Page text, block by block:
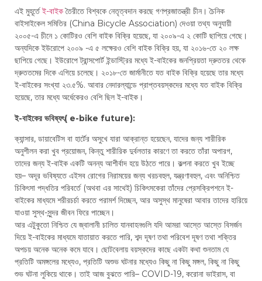
এই মুহূর্তেই-বাইকতৈরীতে বিশ্বকে নেতৃত্বদান করছে গণপ্রজাতন্ত্রী চীন। চৈনিক
বাইসাইকেল সমিতির (China Bicycle Association) দেওয়া তথ্য অনুযায়ী
২০০৫-এ চীনে ১ কোটিরও বেশি বাইক বিক্রি হয়েছে, যা ২০০৯-এ ২ কোটি ছাপিয়ে গেছে।
অন্যদিকে ইউরোপে ২০০৯ -এ ৫ লক্ষেরও বেশি বাইক বিক্রি হয়, যা ২০১৬-তে ২০ লক্ষ
ছাপিয়ে গেছে। ইউরোপে ট্রান্সপোর্ট ইন্ডাস্ট্রির মধ্যে ই-বাইকের জনপ্রিয়তা দ্রুততর থেকে
দ্রুততমের দিকে এগিয়ে চলেছে। ২০১৮-তে জার্মানীতে যত বাইক বিক্রি হয়েছে তার মধ্যে
ই-বাইকের সংখ্যা ২৩.৫%. আবার নেদারল্যান্ডে প্রাপ্তবয়স্কদের মধ্যে যত বাইক বিক্রি
হয়েছে, তার মধ্যে অর্ধেকেরও বেশি ছিল ই-বাইক।
ই-বাইকের ভবিষ্যৎ( e-bike future):
ক্যান্সার, ডায়াবেটিস বা হার্টের অসুখে যারা আক্রান্ত হয়েছেন, যাদের জন্য শারীরিক
অনুশীলন করা খুব প্রয়োজন, কিন্তু শারীরিক দুর্বলতার কারণে তা করতে তাঁরা অপারগ,
তাদের জন্য ই-বাইক একটি অনন্য আশীর্বাদ হয়ে উঠতে পারে। কল্পনা করতে খুব ইচ্ছে
হয়– অদূর ভবিষ্যতে এইসব রোগের নিরাময়ের জন্য খরচবহুল, যন্ত্রণাবহুল, এবং অনিশ্চিত
চিকিৎসা পদ্ধতির পরিবর্তে (অথবা এর সাথেই) চিকিৎসকেরা তাঁদের প্রেসক্রিপশনে ই-
বাইকের মাধ্যমে শরীরচর্চা করতে পরামর্শ দিচ্ছেন, আর অসুস্থ মানুষেরা আবার তাদের হারিয়ে
যাওয়া সুস্থ-সুন্দর জীবন ফিরে পাচ্ছেন।
আর এটুকুতো নিশ্চিত যে জ্বালানী চালিত যানবাহনগুলি যদি আমরা আস্তে আস্তে বিসর্জন
দিয়ে ই-বাইকের মাধ্যমে যাতায়াত করতে পারি, শব্দ দূষণ তথা পরিবেশ দূষণ তথা শক্তির
অপচয় অনেক অনেক কমে যাবে। ছোটবেলায় বয়স্কদের কাছে একটা কথা শুনতাম যে
প্রতিটি অমঙ্গলের মধ্যেও, প্রতিটি অশুভ ঘটনার মধ্যেও কিছু না কিছু মঙ্গল, কিছু না কিছু
শুভ ঘটনা লুকিয়ে থাকে। তাই আজ বুঝতে পারি– COVID-19, করোনা ভাইরাস, বা